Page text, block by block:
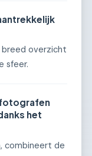
overzicht
sfeer.
fotografen
het
combineert de